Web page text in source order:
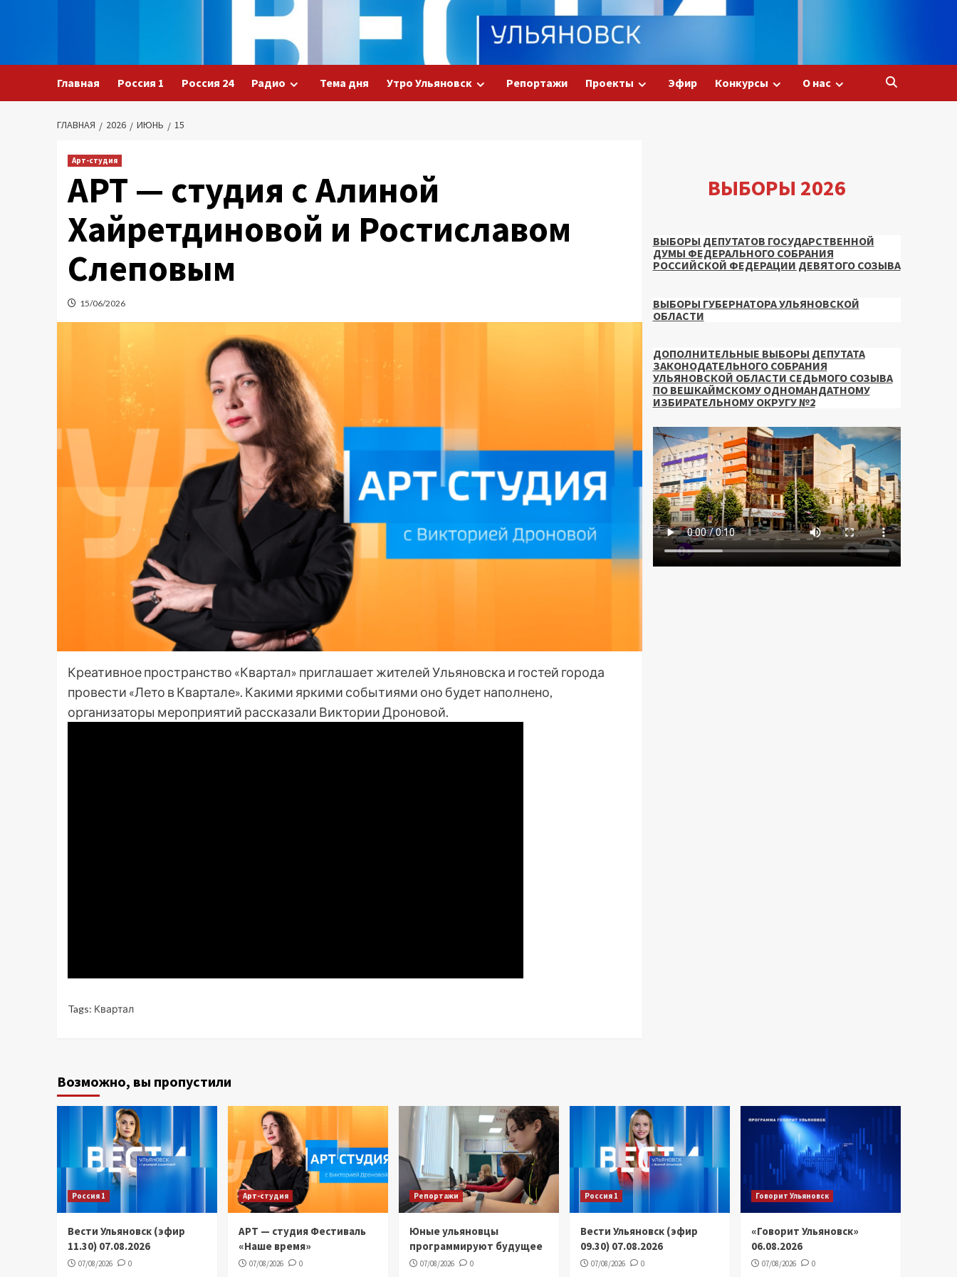
Главная Россия 1 Россия 24 Радио Тема дня Утро Ульяновск Репортажи Проекты Эфир Конкурсы О нас
ГЛАВНАЯ 2026 ИЮНЬ 15
Арт-студия
АРТ — студия с Алиной
Хайретдиновой и Ростиславом
Слеповым
15/06/2026
Креативное пространство «Квартал» приглашает жителей Ульяновска и гостей города
провести «Лето в Квартале». Какими яркими событиями оно будет наполнено,
организаторы мероприятий рассказали Виктории Дроновой.
Tags: Квартал
ВЫБОРЫ 2026
ВЫБОРЫ ДЕПУТАТОВ ГОСУДАРСТВЕННОЙ
ДУМЫ ФЕДЕРАЛЬНОГО СОБРАНИЯ
РОССИЙСКОЙ ФЕДЕРАЦИИ ДЕВЯТОГО СОЗЫВА
ВЫБОРЫ ГУБЕРНАТОРА УЛЬЯНОВСКОЙ
ОБЛАСТИ
ДОПОЛНИТЕЛЬНЫЕ ВЫБОРЫ ДЕПУТАТА
ЗАКОНОДАТЕЛЬНОГО СОБРАНИЯ
УЛЬЯНОВСКОЙ ОБЛАСТИ СЕДЬМОГО СОЗЫВА
ПО ВЕШКАЙМСКОМУ ОДНОМАНДАТНОМУ
ИЗБИРАТЕЛЬНОМУ ОКРУГУ №2
Возможно, вы пропустили
Россия 1
Вести Ульяновск (эфир
11.30) 07.08.2026
07/08/2026 0
Арт-студия
АРТ — студия Фестиваль
«Наше время»
07/08/2026 0
Репортажи
Юные ульяновцы
программируют будущее
07/08/2026 0
Россия 1
Вести Ульяновск (эфир
09.30) 07.08.2026
07/08/2026 0
Говорит Ульяновск
«Говорит Ульяновск»
06.08.2026
07/08/2026 0